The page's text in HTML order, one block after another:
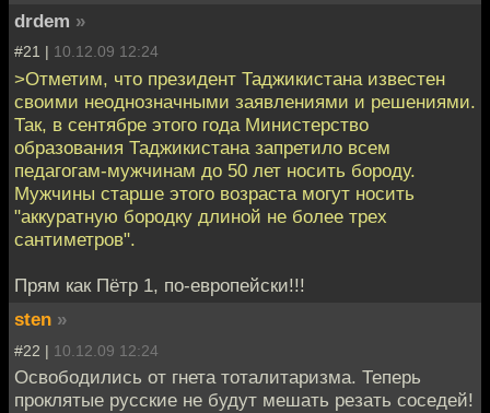
drdem »
#21 | 10.12.09 12:24
>Отметим, что президент Таджикистана известен
своими неоднозначными заявлениями и решениями.
Так, в сентябре этого года Министерство
образования Таджикистана запретило всем
педагогам-мужчинам до 50 лет носить бороду.
Мужчины старше этого возраста могут носить
"аккуратную бородку длиной не более трех
сантиметров".
Прям как Пётр 1, по-европейски!!!
sten »
#22 | 10.12.09 12:24
Освободились от гнета тоталитаризма. Теперь
проклятые русские не будут мешать резать соседей!